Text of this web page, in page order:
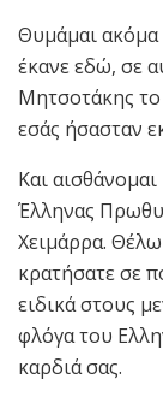
Θυμάμαι ακόμα
έκανε εδώ, σε
Μητσοτάκης το
εσάς ήσασταν
Και
Έλληνας
Χειμάρρα.
κρατήσατε σε
ειδικά στους
φλόγα του
καρδιά σας.